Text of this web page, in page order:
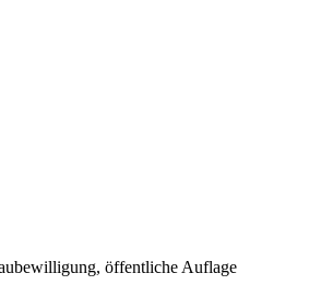
öffentliche Auflage